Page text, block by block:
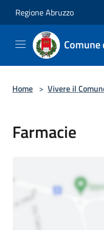
Regione Abruzzo
Home > Vivere il
Farmacie